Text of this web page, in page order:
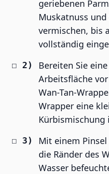
geriebenen
Muskatnuss und
vermischen, bis
vollständig
Bereiten Sie
Arbeitsfläche
Wan-Tan-
Wrapper eine
Mit einem
die Ränder des
Wasser